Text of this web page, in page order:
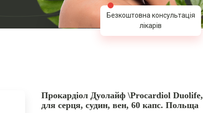
Безкоштовна консультація
лікарів
Прокардіол Дуолайф \Procardiol Duolife,
для серця, судин, вен, 60 капс. Польща